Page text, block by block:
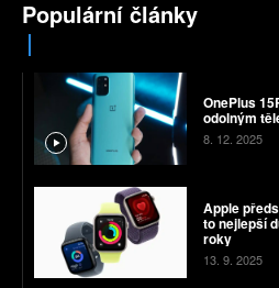
Populární články
OnePlus
odolným
8. 12. 2025
Apple
to nejlepší
roky
13. 9. 2025